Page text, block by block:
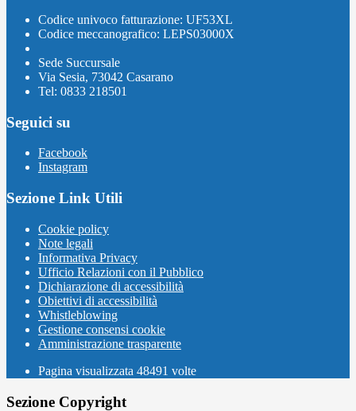
Codice univoco fatturazione: UF53XL
Codice meccanografico: LEPS03000X
Sede Succursale
Via Sesia, 73042 Casarano
Tel: 0833 218501
Seguici su
Facebook
Instagram
Sezione Link Utili
Cookie policy
Note legali
Informativa Privacy
Ufficio Relazioni con il Pubblico
Dichiarazione di accessibilità
Obiettivi di accessibilità
Whistleblowing
Gestione consensi cookie
Amministrazione trasparente
Pagina visualizzata 48491 volte
Sezione Copyright